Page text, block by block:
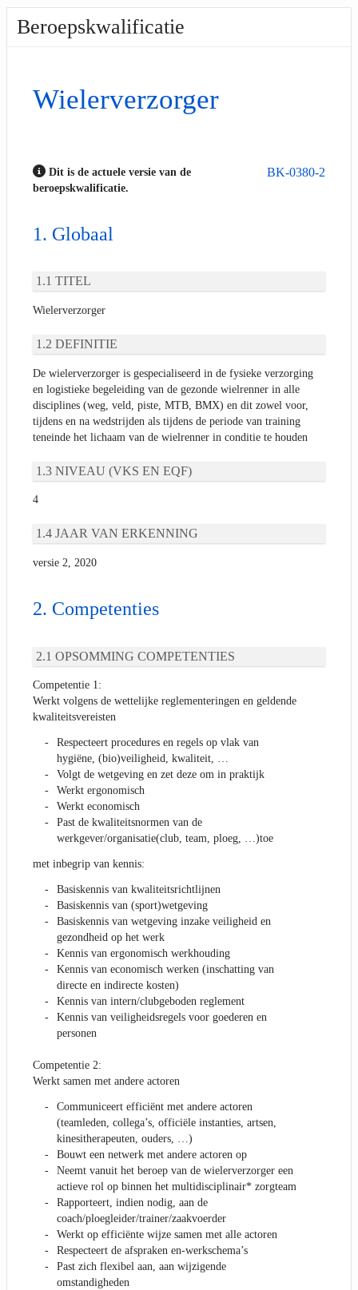
Beroepskwalificatie
Wielerverzorger
BK-0380-2
Dit is de actuele versie van de
beroepskwalificatie.
Globaal
TITEL
Wielerverzorger
DEFINITIE
De wielerverzorger is gespecialiseerd in de fysieke verzorging
en logistieke begeleiding van de gezonde wielrenner in alle
disciplines (weg, veld, piste, MTB, BMX) en dit zowel voor,
tijdens en na wedstrijden als tijdens de periode van training
teneinde het lichaam van de wielrenner in conditie te houden
NIVEAU (VKS EN EQF)
4
JAAR VAN ERKENNING
versie 2, 2020
Competenties
OPSOMMING COMPETENTIES
Competentie 1:
Werkt volgens de wettelijke reglementeringen en geldende
kwaliteitsvereisten
Respecteert procedures en regels op vlak van
hygiëne, (bio)veiligheid, kwaliteit, …
Volgt de wetgeving en zet deze om in praktijk
Werkt ergonomisch
Werkt economisch
Past de kwaliteitsnormen van de
werkgever/organisatie(club, team, ploeg, …)toe
met inbegrip van kennis:
Basiskennis van kwaliteitsrichtlijnen
Basiskennis van (sport)wetgeving
Basiskennis van wetgeving inzake veiligheid en
gezondheid op het werk
Kennis van ergonomisch werkhouding
Kennis van economisch werken (inschatting van
directe en indirecte kosten)
Kennis van intern/clubgeboden reglement
Kennis van veiligheidsregels voor goederen en
personen
Competentie 2:
Werkt samen met andere actoren
Communiceert efficiënt met andere actoren
(teamleden, collega’s, officiële instanties, artsen,
kinesitherapeuten, ouders, …)
Bouwt een netwerk met andere actoren op
Neemt vanuit het beroep van de wielerverzorger een
actieve rol op binnen het multidisciplinair* zorgteam
Rapporteert, indien nodig, aan de
coach/ploegleider/trainer/zaakvoerder
Werkt op efficiënte wijze samen met alle actoren
Respecteert de afspraken en-werkschema’s
Past zich flexibel aan, aan wijzigende
omstandigheden